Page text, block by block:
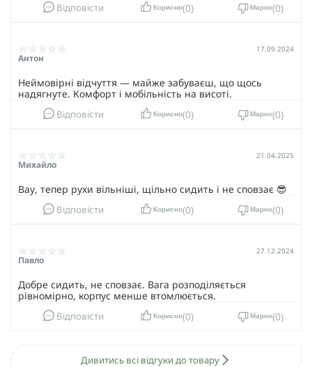
Відповісти Корисно 0 Марно 0
Антон
17.09.2024
Неймовірні відчуття — майже забуваєш, що щось
надягнуте. Комфорт і мобільність на висоті.
Відповісти Корисно 0 Марно 0
Михайло
21.04.2025
Вау, тепер рухи вільніші, щільно сидить і не сповзає 😎
Відповісти Корисно 0 Марно 0
Павло
27.12.2024
Добре сидить, не сповзає. Вага розподіляється
рівномірно, корпус менше втомлюється.
Відповісти Корисно 0 Марно 0
Дивитись всі відгуки до товару